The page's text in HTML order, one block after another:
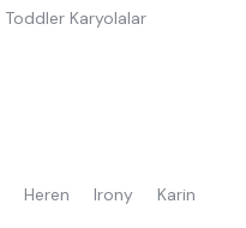
Toddler Karyolalar
Heren Irony Karin